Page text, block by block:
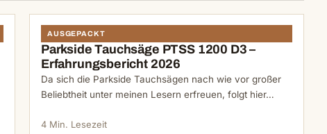
AUSGEPACKT
Parkside Tauchsäge PTSS 1200 D3 –
Erfahrungsbericht 2026
Da sich die Parkside Tauchsägen nach wie vor großer
Beliebtheit unter meinen Lesern erfreuen, folgt hier…
4 Min. Lesezeit